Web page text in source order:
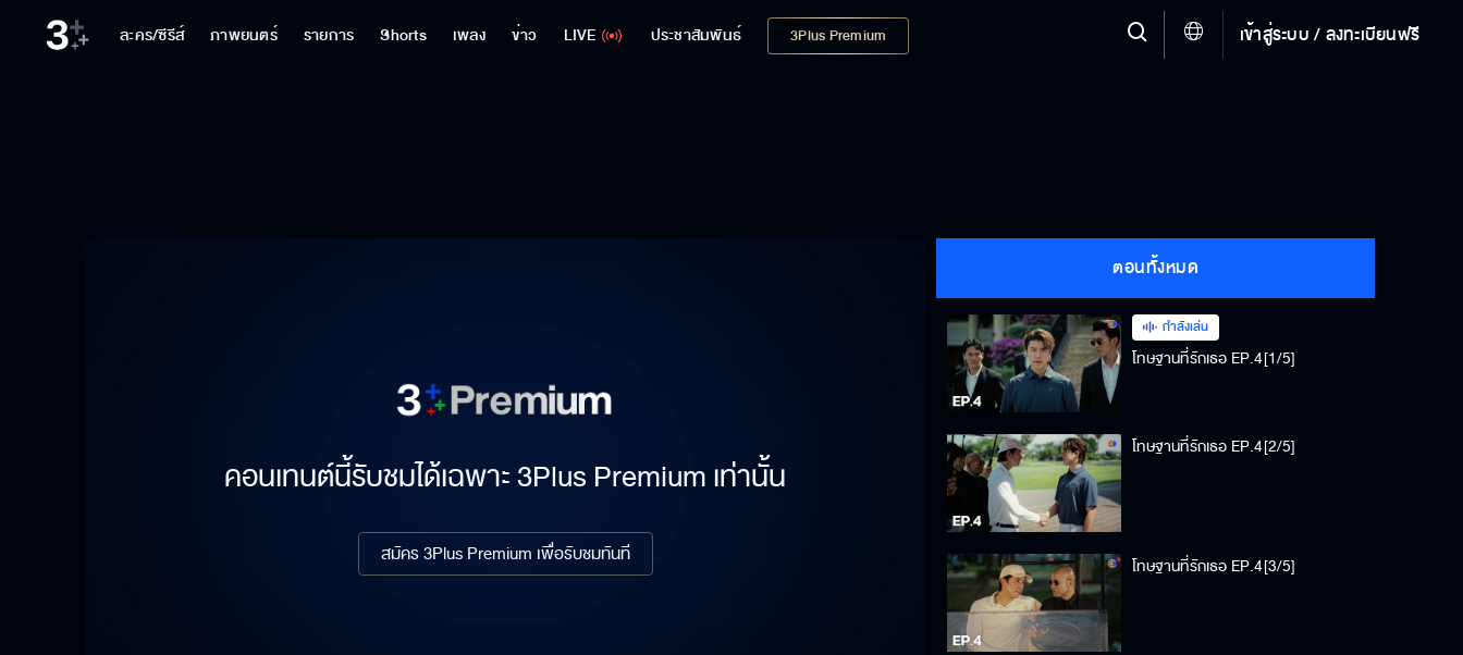
ละคร/ซีรีส์ ภาพยนตร์ รายการ Shorts เพลง ข่าว LIVE ประชาสัมพันธ์ 3Plus Premium เข้าสู่ระบบ / ลงทะเบียนฟรี
คอนเทนต์นี้รับชมได้เฉพาะ 3Plus Premium เท่านั้น
สมัคร 3Plus Premium เพื่อรับชมทันที
ตอนทั้งหมด
กำลังเล่น
โทษฐานที่รักเธอ EP.4[1/5]
โทษฐานที่รักเธอ EP.4[2/5]
โทษฐานที่รักเธอ EP.4[3/5]